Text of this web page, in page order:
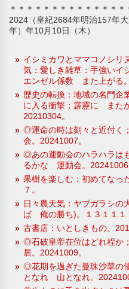
＊＊＊＊＊＊＊＊＊＊＊＊＊＊
2024（皇紀2684年明治157年
年）年10月10日（木）
イシミカワとママコノシリ
気：愛しき雑草：手強い
エンゼル係数 また上がる
歴史の転換：地域の名門企
に入る衝撃；霹靂に また
20210304。
◎運命の時は刻々と近付
会。20241007。
◎あの運動会のハラハラは
るかな 運動会。20241006
果樹を楽しむ：初めてなっ
７。
日々農天気：ヤブガラシ
ば 俺の勝ち)。１３１１１
古書店：いとしきもの。
◎石破皇帝在位はどれ程
居。20241009。
◎花期を過ぎた曼珠沙華の
となれ 山となれ。